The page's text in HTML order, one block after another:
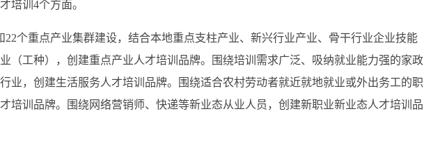
培训4个方面。
22个重点产业集群建设，结合本地重点支柱产业、新兴行业产业、骨干行业企业技能
（工种），创建重点产业人才培训品牌。围绕培训需求广泛、吸纳就业能力强的家政
业，创建生活服务人才培训品牌。围绕适合农村劳动者就近就地就业或外出务工的职
培训品牌。围绕网络营销师、快递等新业态从业人员，创建新职业新业态人才培训品